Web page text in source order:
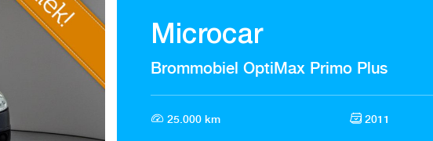
Microcar
Brommobiel OptiMax Primo Plus
25.000 km 2011